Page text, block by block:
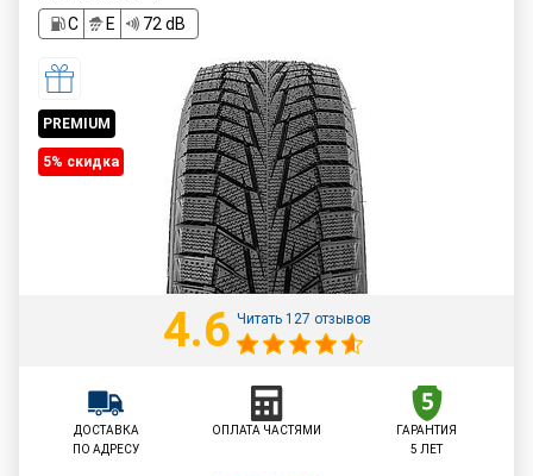
C
E 72 dB
PREMIUM
5% cкидка
4.6 Читать 127 отзывов
ДОСТАВКА
ПО АДРЕСУ
ОПЛАТА ЧАСТЯМИ
ГАРАНТИЯ
5 ЛЕТ